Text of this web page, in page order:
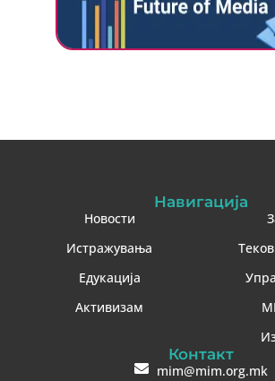
Навигација
Новости
Истражувања
Едукација
Активизам
Контакт
mim@mim.org.mk